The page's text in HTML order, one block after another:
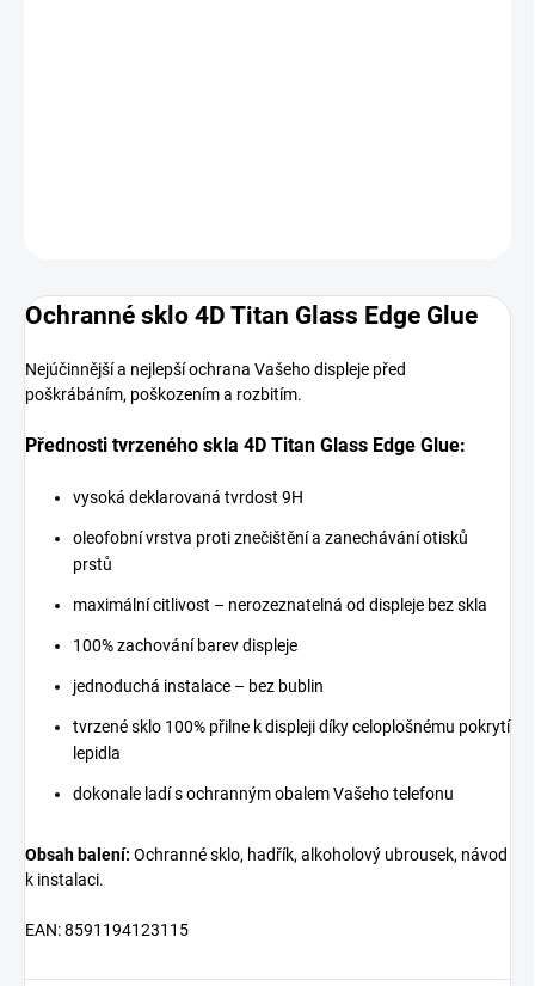
Ochranné sklo 4D Titan Glass Edge Glue
Nejúčinnější a nejlepší ochrana Vašeho displeje před
poškrábáním, poškozením a rozbitím.
Přednosti tvrzeného skla 4D Titan Glass Edge Glue:
vysoká deklarovaná tvrdost 9H
oleofobní vrstva proti znečištění a zanechávání otisků
prstů
maximální citlivost – nerozeznatelná od displeje bez skla
100% zachování barev displeje
jednoduchá instalace – bez bublin
tvrzené sklo 100% přilne k displeji díky celoplošnému pokrytí
lepidla
dokonale ladí s ochranným obalem Vašeho telefonu
Obsah balení: Ochranné sklo, hadřík, alkoholový ubrousek, návod
k instalaci.
EAN:8591194123115